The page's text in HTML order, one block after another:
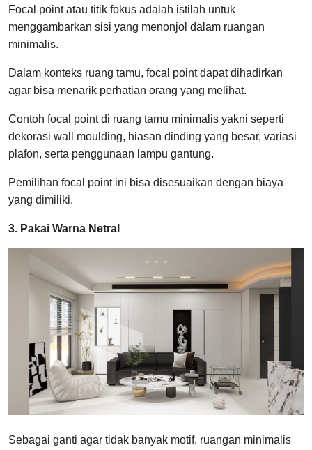
Focal point atau titik fokus adalah istilah untuk
menggambarkan sisi yang menonjol dalam ruangan
minimalis.
Dalam konteks ruang tamu, focal point dapat dihadirkan
agar bisa menarik perhatian orang yang melihat.
Contoh focal point di ruang tamu minimalis yakni seperti
dekorasi wall moulding, hiasan dinding yang besar, variasi
plafon, serta penggunaan lampu gantung.
Pemilihan focal point ini bisa disesuaikan dengan biaya
yang dimiliki.
3. Pakai Warna Netral
Sebagai ganti agar tidak banyak motif, ruangan minimalis